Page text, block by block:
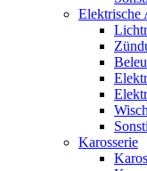
Elektrische
Karosserie